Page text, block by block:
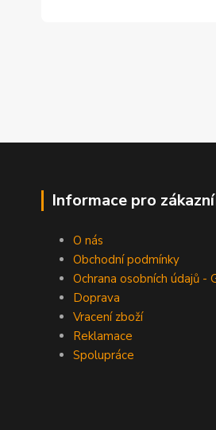
Informace pro
O nás
Obchodní podmínky
Ochrana osobních údajů -
Doprava
Vracení zboží
Reklamace
Spolupráce